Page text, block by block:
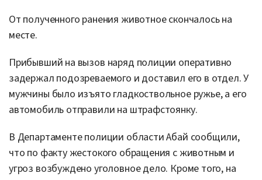
От полученного ранения животное скончалось на
месте.
Прибывший на вызов наряд полиции оперативно
задержал подозреваемого и доставил его в отдел. У
мужчины было изъято гладкоствольное ружье, а его
автомобиль отправили на штрафстоянку.
В Департаменте полиции области Абай сообщили,
что по факту жестокого обращения с животным и
угроз возбуждено уголовное дело. Кроме того, на